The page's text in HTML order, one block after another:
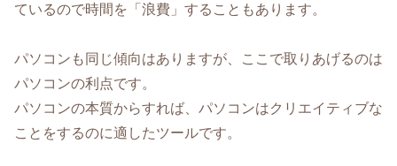
ているので時間を「浪費」することもあります。
パソコンも同じ傾向はありますが、ここで取りあげるのは
パソコンの利点です。
パソコンの本質からすれば、パソコンはクリエイティブな
ことをするのに適したツールです。